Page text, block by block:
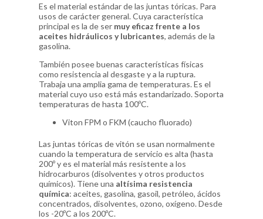
Es el material estándar de las juntas tóricas. Para
usos de carácter general. Cuya característica
principal es la de ser muy eficaz frente a los
aceites hidráulicos y lubricantes, además de la
gasolina.
También posee buenas características físicas
como resistencia al desgaste y a la ruptura.
Trabaja una amplia gama de temperaturas. Es el
material cuyo uso está más estandarizado. Soporta
temperaturas de hasta 100ºC.
Viton FPM o FKM (caucho fluorado)
Las juntas tóricas de vitón se usan normalmente
cuando la temperatura de servicio es alta (hasta
200º y es el material más resistente a los
hidrocarburos (disolventes y otros productos
químicos). Tiene una altísima resistencia
química: aceites, gasolina, gasoil, petróleo, ácidos
concentrados, disolventes, ozono, oxígeno. Desde
los -20ºC a los 200ºC.